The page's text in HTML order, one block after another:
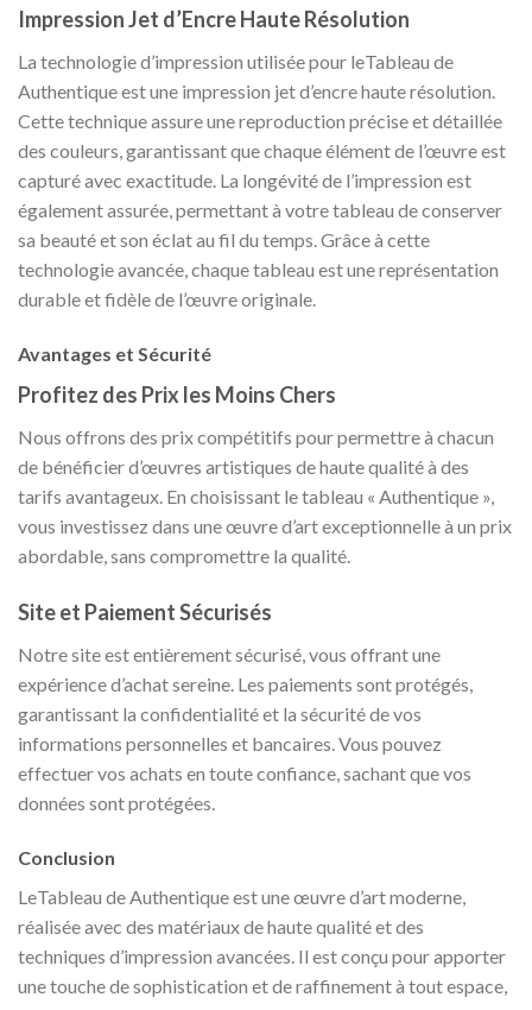
Impression Jet d’Encre Haute Résolution
La technologie d’impression utilisée pour leTableau de
Authentique est une impression jet d’encre haute résolution.
Cette technique assure une reproduction précise et détaillée
des couleurs, garantissant que chaque élément de l’œuvre est
capturé avec exactitude. La longévité de l’impression est
également assurée, permettant à votre tableau de conserver
sa beauté et son éclat au fil du temps. Grâce à cette
technologie avancée, chaque tableau est une représentation
durable et fidèle de l’œuvre originale.
Avantages et Sécurité
Profitez des Prix les Moins Chers
Nous offrons des prix compétitifs pour permettre à chacun
de bénéficier d’œuvres artistiques de haute qualité à des
tarifs avantageux. En choisissant le tableau « Authentique »,
vous investissez dans une œuvre d’art exceptionnelle à un prix
abordable, sans compromettre la qualité.
Site et Paiement Sécurisés
Notre site est entièrement sécurisé, vous offrant une
expérience d’achat sereine. Les paiements sont protégés,
garantissant la confidentialité et la sécurité de vos
informations personnelles et bancaires. Vous pouvez
effectuer vos achats en toute confiance, sachant que vos
données sont protégées.
Conclusion
LeTableau de Authentique est une œuvre d’art moderne,
réalisée avec des matériaux de haute qualité et des
techniques d’impression avancées. Il est conçu pour apporter
une touche de sophistication et de raffinement à tout espace,